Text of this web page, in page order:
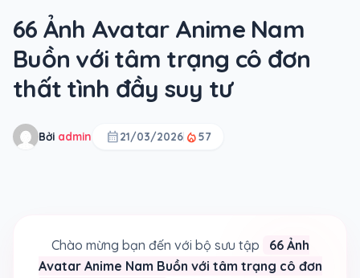
66 Ảnh Avatar Anime Nam
Buồn với tâm trạng cô đơn
thất tình đầy suy tư
Bởi admin calendar_month21/03/2026 local_fire_department57
Chào mừng bạn đến với bộ sưu tập
66 Ảnh
Avatar Anime Nam Buồn với tâm trạng cô đơn